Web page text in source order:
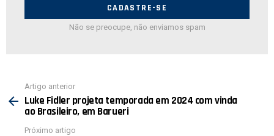
Não se preocupe, não enviamos spam
mais
Artigo anterior
Luke Fidler projeta temporada em 2024 com vinda
ao Brasileiro, em Barueri
Próximo artigo